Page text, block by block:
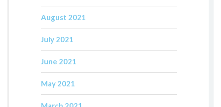
August 2021
July 2021
June 2021
May 2021